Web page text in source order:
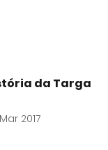
da Targa
2017